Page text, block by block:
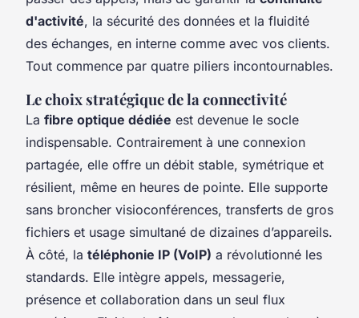
d'activité, la sécurité des données et la fluidité
des échanges, en interne comme avec vos clients.
Tout commence par quatre piliers incontournables.
Le choix stratégique de la connectivité
La fibre optique dédiée est devenue le socle
indispensable. Contrairement à une connexion
partagée, elle offre un débit stable, symétrique et
résilient, même en heures de pointe. Elle supporte
sans broncher visioconférences, transferts de gros
fichiers et usage simultané de dizaines d’appareils.
À côté, la téléphonie IP (VoIP) a révolutionné les
standards. Elle intègre appels, messagerie,
présence et collaboration dans un seul flux